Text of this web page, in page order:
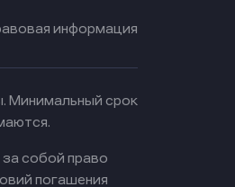
информация
Минимальный срок
собой право
погашения